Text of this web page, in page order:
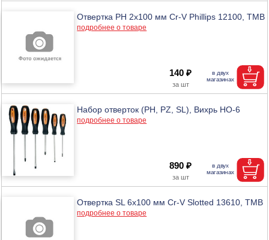
Отвертка PH 2х100 мм Cr-V Phillips 12100, ТМВ
подробнее о товаре
140 ₽
Набор отверток (PH, PZ, SL), Вихрь НО-6
подробнее о товаре
890 ₽
Отвертка SL 6х100 мм Cr-V Slotted 13610, ТМВ
подробнее о товаре